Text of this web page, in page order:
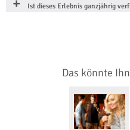
Ist dieses Erlebnis ganzjährig
Das könnte